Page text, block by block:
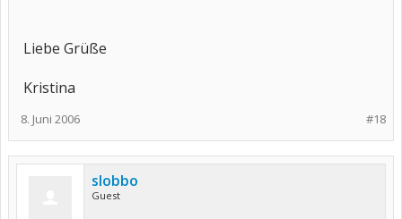
Liebe Grüße
Kristina
#18
8. Juni 2006
slobbo
Guest